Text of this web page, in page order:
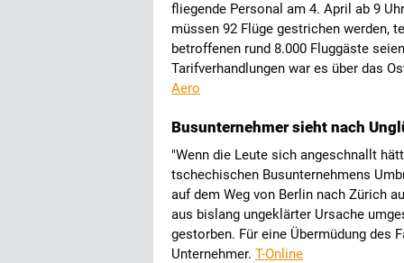
fliegende Personal am 4. April ab 9
müssen 92 Flüge gestrichen werden,
betroffenen rund 8.000 Fluggäste
Tarifverhandlungen war es über das
Aero
Busunternehmer sieht nach
"Wenn die Leute sich angeschnallt
tschechischen Busunternehmens
auf dem Weg von Berlin nach Zürich
aus bislang ungeklärter Ursache
gestorben. Für eine Übermüdung des
Unternehmer. T-Online